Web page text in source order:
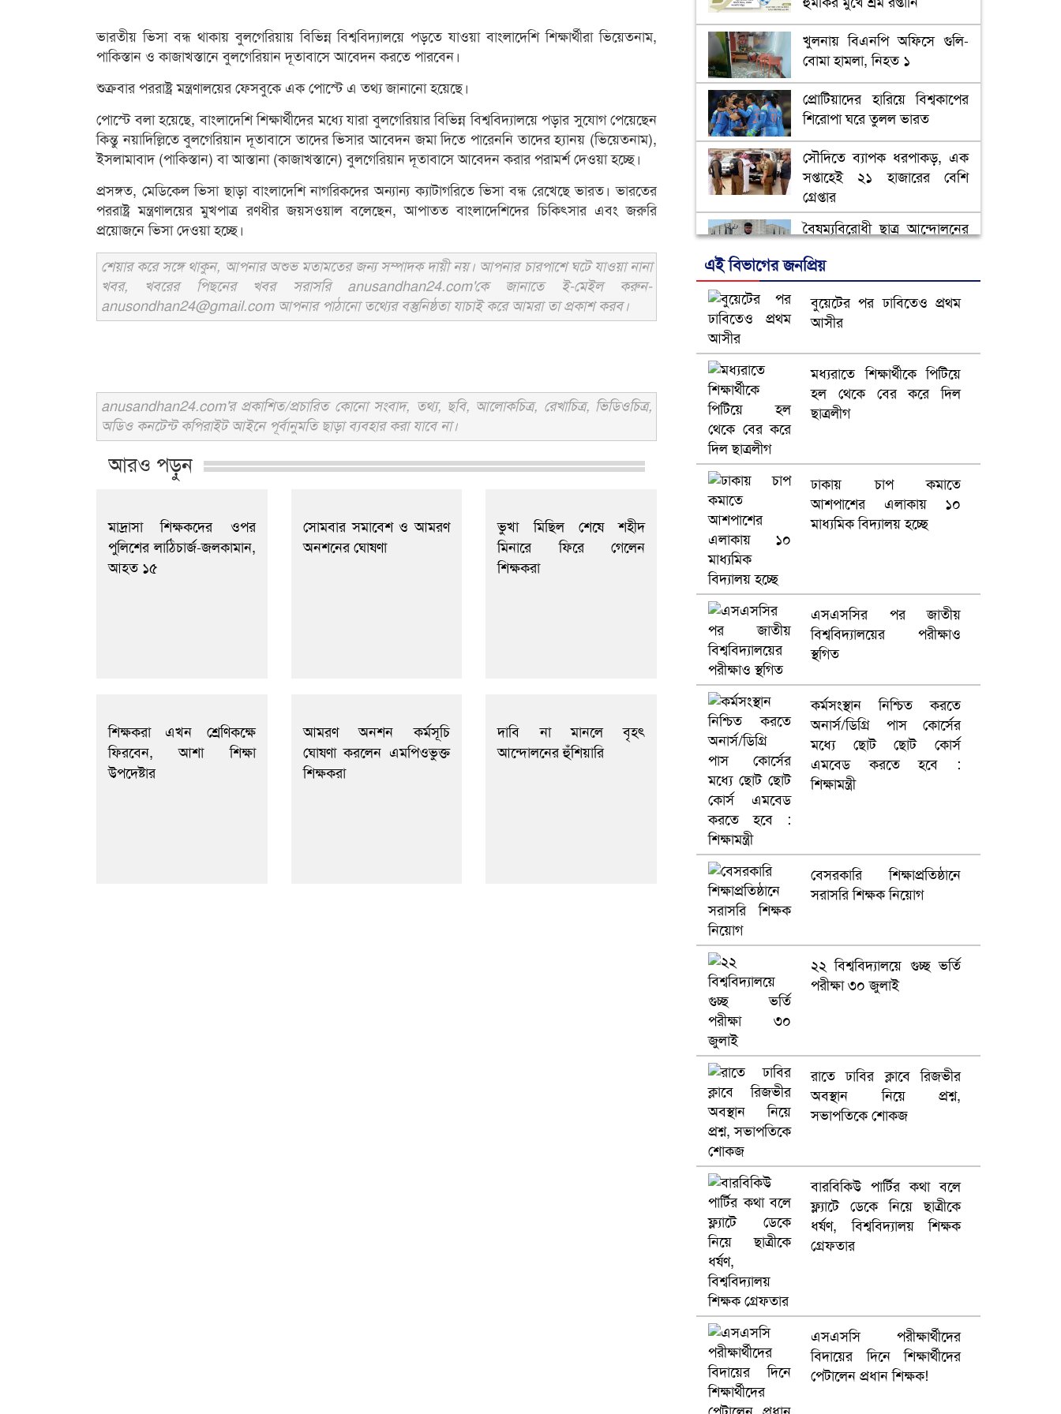
ভারতীয় ভিসা বন্ধ থাকায় বুলগেরিয়ায় বিভিন্ন বিশ্ববিদ্যালয়ে পড়তে যাওয়া বাংলাদেশি শিক্ষার্থীরা ভিয়েতনাম,
পাকিস্তান ও কাজাখস্তানে বুলগেরিয়ান দূতাবাসে আবেদন করতে পারবেন।
শুক্রবার পররাষ্ট্র মন্ত্রণালয়ের ফেসবুকে এক পোস্টে এ তথ্য জানানো হয়েছে।
পোস্টে বলা হয়েছে, বাংলাদেশি শিক্ষার্থীদের মধ্যে যারা বুলগেরিয়ার বিভিন্ন বিশ্ববিদ্যালয়ে পড়ার সুযোগ পেয়েছেন
কিন্তু নয়াদিল্লিতে বুলগেরিয়ান দূতাবাসে তাদের ভিসার আবেদন জমা দিতে পারেননি তাদের হ্যানয় (ভিয়েতনাম),
ইসলামাবাদ (পাকিস্তান) বা আস্তানা (কাজাখস্তানে) বুলগেরিয়ান দূতাবাসে আবেদন করার পরামর্শ দেওয়া হচ্ছে।
প্রসঙ্গত, মেডিকেল ভিসা ছাড়া বাংলাদেশি নাগরিকদের অন্যান্য ক্যাটাগরিতে ভিসা বন্ধ রেখেছে ভারত। ভারতের
পররাষ্ট্র মন্ত্রণালয়ের মুখপাত্র রণধীর জয়সওয়াল বলেছেন, আপাতত বাংলাদেশিদের চিকিৎসার এবং জরুরি
প্রয়োজনে ভিসা দেওয়া হচ্ছে।
শেয়ার করে সঙ্গে থাকুন, আপনার অশুভ মতামতের জন্য সম্পাদক দায়ী নয়। আপনার চারপাশে ঘটে যাওয়া নানা
খবর, খবরের পিছনের খবর সরাসরি anusandhan24.com'কে জানাতে ই-মেইল করুন-
anusondhan24@gmail.com আপনার পাঠানো তথ্যের বস্তুনিষ্ঠতা যাচাই করে আমরা তা প্রকাশ করব।
anusandhan24.com'র প্রকাশিত/প্রচারিত কোনো সংবাদ, তথ্য, ছবি, আলোকচিত্র, রেখাচিত্র, ভিডিওচিত্র,
অডিও কনটেন্ট কপিরাইট আইনে পূর্বানুমতি ছাড়া ব্যবহার করা যাবে না।
আরও পড়ুন
মাদ্রাসা শিক্ষকদের ওপর
পুলিশের লাঠিচার্জ-জলকামান,
আহত ১৫
সোমবার সমাবেশ ও আমরণ
অনশনের ঘোষণা
ভুখা মিছিল শেষে শহীদ
মিনারে ফিরে গেলেন
শিক্ষকরা
শিক্ষকরা এখন শ্রেণিকক্ষে
ফিরবেন, আশা শিক্ষা
উপদেষ্টার
আমরণ অনশন কর্মসূচি
ঘোষণা করলেন এমপিওভুক্ত
শিক্ষকরা
দাবি না মানলে বৃহৎ
আন্দোলনের হুঁশিয়ারি
খুলনায় বিএনপি অফিসে গুলি-
বোমা হামলা, নিহত ১
প্রোটিয়াদের হারিয়ে বিশ্বকাপের
শিরোপা ঘরে তুলল ভারত
সৌদিতে ব্যাপক ধরপাকড়, এক
সপ্তাহেই ২১ হাজারের বেশি
গ্রেপ্তার
বৈষম্যবিরোধী ছাত্র আন্দোলনের
ভিউ বাড়াতে রাম দা হাতে
ফেসবুকে ভিডিও পোস্ট শিক্ষকের
কারাগারে
ভারতে ভয়াবহ সড়ক দুর্ঘটনা,
নিহত ১৫
হলিউডে নতুন প্রেমের গুঞ্জন
এই বিভাগের জনপ্রিয়
বুয়েটের পর ঢাবিতেও প্রথম
আসীর
মধ্যরাতে শিক্ষার্থীকে পিটিয়ে
হল থেকে বের করে দিল
ছাত্রলীগ
ঢাকায় চাপ কমাতে
আশপাশের এলাকায় ১০
মাধ্যমিক বিদ্যালয় হচ্ছে
এসএসসির পর জাতীয়
বিশ্ববিদ্যালয়ের পরীক্ষাও
স্থগিত
কর্মসংস্থান নিশ্চিত করতে
অনার্স/ডিগ্রি পাস কোর্সের
মধ্যে ছোট ছোট কোর্স
এমবেড করতে হবে :
শিক্ষামন্ত্রী
বেসরকারি শিক্ষাপ্রতিষ্ঠানে
সরাসরি শিক্ষক নিয়োগ
২২ বিশ্ববিদ্যালয়ে গুচ্ছ ভর্তি
পরীক্ষা ৩০ জুলাই
রাতে ঢাবির ক্লাবে রিজভীর
অবস্থান নিয়ে প্রশ্ন,
সভাপতিকে শোকজ
বারবিকিউ পার্টির কথা বলে
ফ্ল্যাটে ডেকে নিয়ে ছাত্রীকে
ধর্ষণ, বিশ্ববিদ্যালয় শিক্ষক
গ্রেফতার
এসএসসি পরীক্ষার্থীদের
বিদায়ের দিনে শিক্ষার্থীদের
পেটালেন প্রধান শিক্ষক!